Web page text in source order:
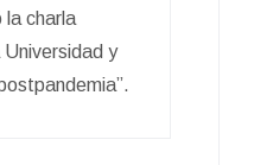
la charla
Universidad y